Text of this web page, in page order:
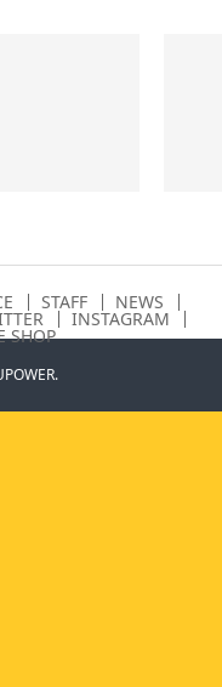
STAFF NEWS
INSTAGRAM
SHOP